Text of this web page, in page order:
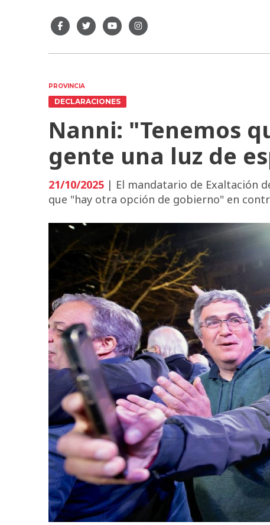
PROVINCIA
DECLARACIONES
Nanni: "Tenemos
gente una luz de
21/10/2025 | El mandatario de Exaltación
que "hay otra opción de gobierno" en